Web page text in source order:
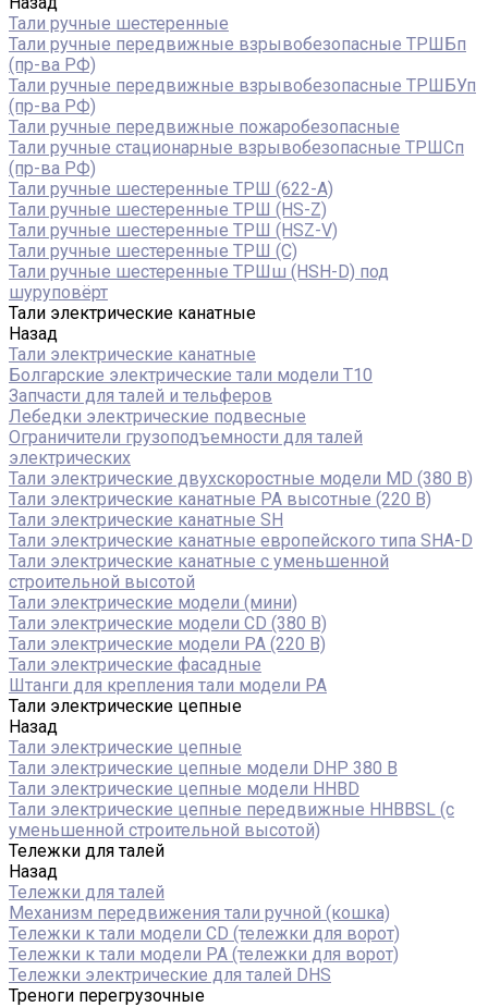
Тали ручные шестеренные
Тали ручные передвижные взрывобезопасные ТРШБп
(пр-ва РФ)
Тали ручные передвижные взрывобезопасные ТРШБУп
(пр-ва РФ)
Тали ручные передвижные пожаробезопасные
Тали ручные стационарные взрывобезопасные ТРШСп
(пр-ва РФ)
Тали ручные шестеренные ТРШ (622-A)
Тали ручные шестеренные ТРШ (HS-Z)
Тали ручные шестеренные ТРШ (HSZ-V)
Тали ручные шестеренные ТРШ (С)
Тали ручные шестеренные ТРШш (HSH-D) под
шуруповёрт
Тали электрические канатные
Назад
Тали электрические канатные
Болгарские электрические тали модели T10
Запчасти для талей и тельферов
Лебедки электрические подвесные
Ограничители грузоподъемности для талей
электрических
Тали электрические двухскоростные модели MD (380 В)
Тали электрические канатные PA высотные (220 В)
Тали электрические канатные SH
Тали электрические канатные европейского типа SHA-D
Тали электрические канатные с уменьшенной
строительной высотой
Тали электрические модели (мини)
Тали электрические модели CD (380 В)
Тали электрические модели РА (220 В)
Тали электрические фасадные
Штанги для крепления тали модели РА
Тали электрические цепные
Назад
Тали электрические цепные
Тали электрические цепные модели DHP 380 В
Тали электрические цепные модели HHBD
Тали электрические цепные передвижные HHBBSL (с
уменьшенной строительной высотой)
Тележки для талей
Назад
Тележки для талей
Механизм передвижения тали ручной (кошка)
Тележки к тали модели CD (тележки для ворот)
Тележки к тали модели РА (тележки для ворот)
Тележки электрические для талей DHS
Треноги перегрузочные